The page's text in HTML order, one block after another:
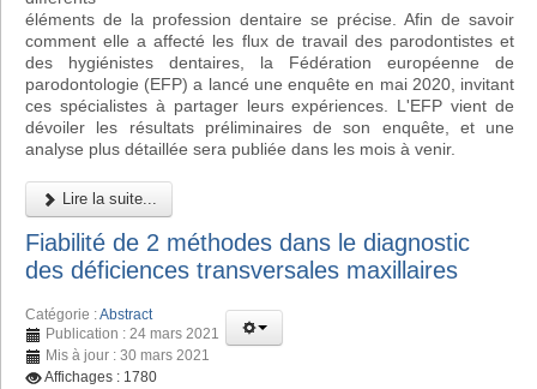
éléments de la profession dentaire se précise. Afin de savoir
comment elle a affecté les flux de travail des parodontistes et
des hygiénistes dentaires, la Fédération européenne de
parodontologie (EFP) a lancé une enquête en mai 2020, invitant
ces spécialistes à partager leurs expériences. L'EFP vient de
dévoiler les résultats préliminaires de son enquête, et une
analyse plus détaillée sera publiée dans les mois à venir.
Lire la suite...
Fiabilité de 2 méthodes dans le diagnostic
des déficiences transversales maxillaires
Catégorie :Abstract
Publication : 24 mars 2021
Mis à jour : 30 mars 2021
Affichages : 1780